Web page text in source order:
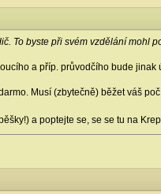
To byste při svém vzdělání mohl
a příp. průvodčího bude jinak
Musí (zbytečně) běžet váš
a poptejte se, se se tu na